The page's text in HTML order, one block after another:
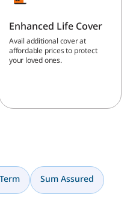
Enhanced Life Cover
Avail additional cover at
affordable prices to protect
your loved ones.
Sum Assured